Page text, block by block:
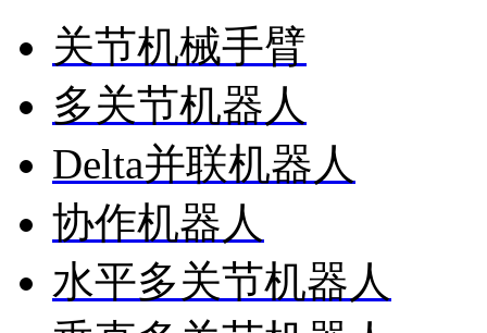
关节机械手臂
多关节机器人
Delta并联机器人
协作机器人
水平多关节机器人